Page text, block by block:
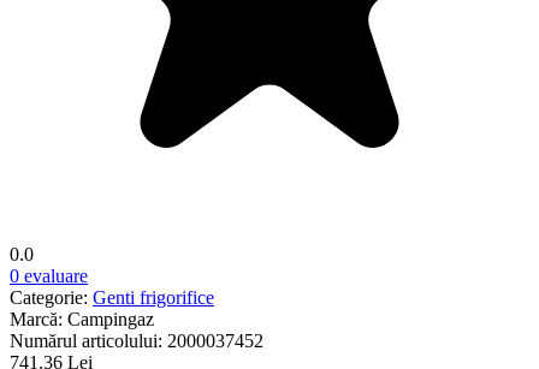
0.0
0 evaluare
Categorie: Genti frigorifice
Marcă: Campingaz
Numărul articolului: 2000037452
741.36 Lei